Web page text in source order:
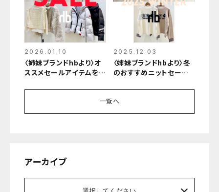
2026.01.10
〈姉妹ブランドhbより〉オ
ススメセールアイテムをご
2025.12.03
〈姉妹ブランドhbより〉冬
のおすすめニットセータ
一覧へ
アーカイブ
選択してください